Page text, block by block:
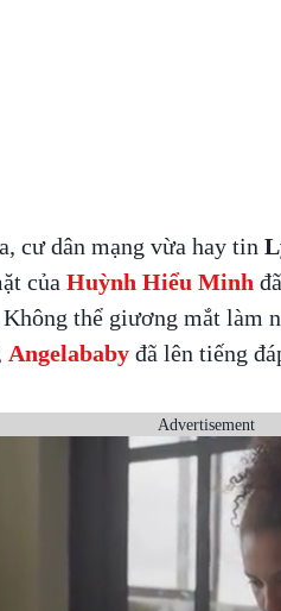
cư dân mạng vừa hay tin
của Huỳnh Hiểu Minh
Không thể giương mắt làm
Angelababyđã lên tiếng
Advertisement